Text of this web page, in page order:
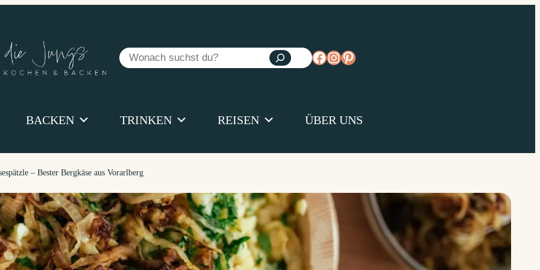
Suchen
https://www.facebook.com/
https://www.instagram.com/
https://www.pinterest.de/diejungs/
BACKEN TRINKEN REISEN ÜBER UNS
– Bester Bergkäse aus Vorarlberg